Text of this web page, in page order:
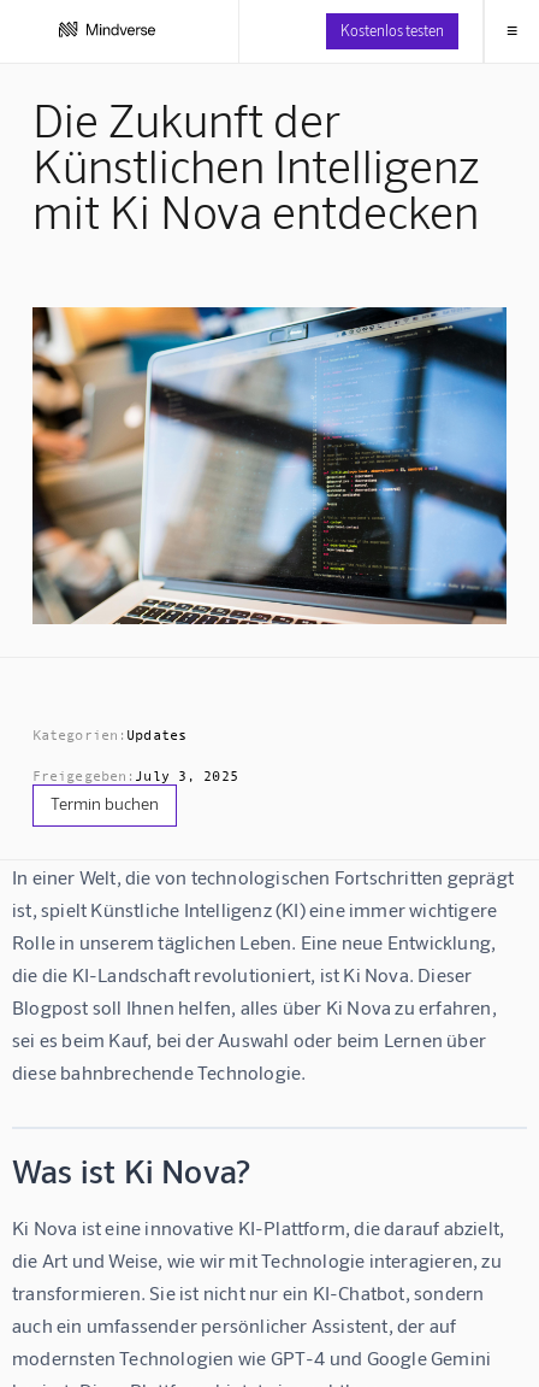
Kostenlos testen ≡
Die Zukunft der
Künstlichen Intelligenz
mit Ki Nova entdecken
Kategorien: Updates
Freigegeben: July 3, 2025
Termin buchen
In einer Welt, die von technologischen Fortschritten geprägt
ist, spielt Künstliche Intelligenz (KI) eine immer wichtigere
Rolle in unserem täglichen Leben. Eine neue Entwicklung,
die die KI-Landschaft revolutioniert, ist Ki Nova. Dieser
Blogpost soll Ihnen helfen, alles über Ki Nova zu erfahren,
sei es beim Kauf, bei der Auswahl oder beim Lernen über
diese bahnbrechende Technologie.
Was ist Ki Nova?
Ki Nova ist eine innovative KI-Plattform, die darauf abzielt,
die Art und Weise, wie wir mit Technologie interagieren, zu
transformieren. Sie ist nicht nur ein KI-Chatbot, sondern
auch ein umfassender persönlicher Assistent, der auf
modernsten Technologien wie GPT-4 und Google Gemini